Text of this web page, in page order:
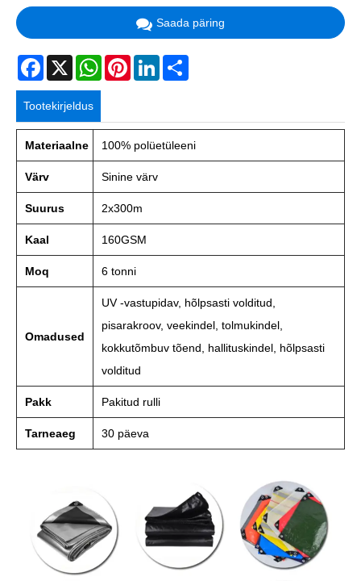
Saada päring
Facebook
X WhatsAppPinterestLinkedIn
Tootekirjeldus
Materiaalne 100% polüetüleeni
Värv Sinine värv
Suurus 2x300m
Kaal 160GSM
Moq 6 tonni
Omadused
UV -vastupidav, hõlpsasti volditud,
pisarakroov, veekindel, tolmukindel,
kokkutõmbuv tõend, hallituskindel, hõlpsasti
volditud
Pakk Pakitud rulli
Tarneaeg 30 päeva